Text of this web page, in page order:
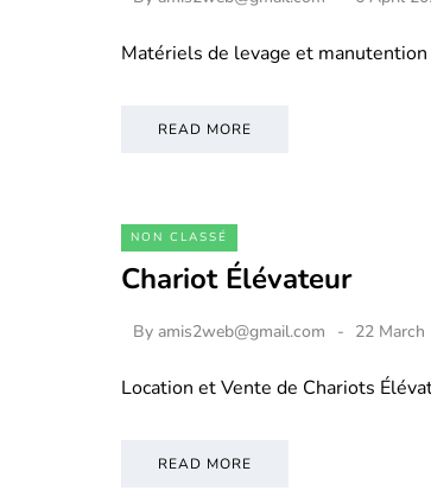
Matériels de levage et
READ MORE
NON CLASSÉ
Chariot Élévateur
By amis2web@gmail.com 22 March
Location et Vente de Chariots
READ MORE